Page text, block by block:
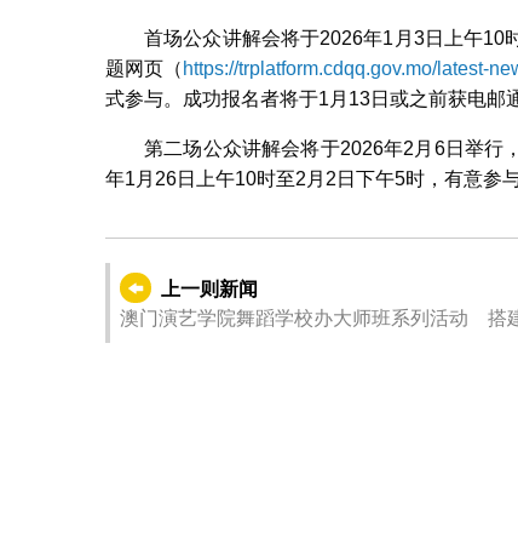
首场公众讲解会将于2026年1月3日上午10
题网页（ https://trplatform.cdqq.gov.mo/latest-
式参与。成功报名者将于1月13日或之前获电邮
第二场公众讲解会将于2026年2月6日举行
年1月26日上午10时至2月2日下午5时，有意参
上一则新闻
澳门演艺学院舞蹈学校办大师班系列活动 搭